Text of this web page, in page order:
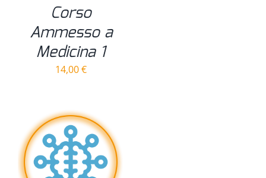
Corso
Ammesso a
Medicina 1
14,00€